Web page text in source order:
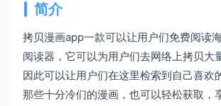
简介
拷贝漫画app一款可以让用户们免费阅读
阅读器，它可以为用户们去网络上拷贝大
因此可以让用户们在这里检索到自己喜欢
那些十分冷们的漫画，也可以轻松获取，